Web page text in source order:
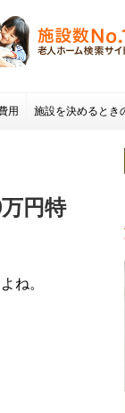
用 施設を決めるとき
項 老人ホームの
円特
ね。